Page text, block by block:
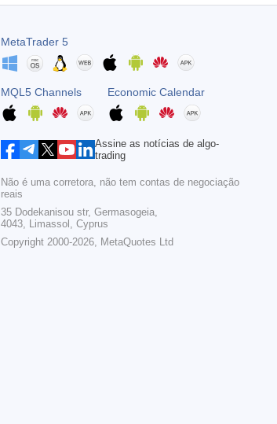
MetaTrader 5
MQL5 Channels Economic Calendar
Assine as notícias de algo-
trading
Não é uma corretora, não tem contas de negociação
reais
35 Dodekanisou str, Germasogeia,
4043, Limassol, Cyprus
Copyright 2000-2026, MetaQuotes Ltd